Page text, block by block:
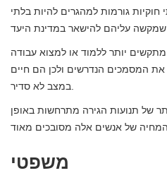
חוקיות גורמות למהגרים להיות בלתי
יותר ללמוד או למצוא עבודה
המסמכים הנדרשים ולכן הם חיים
של תנועות הגירה מתרחשות באופן
משפטי